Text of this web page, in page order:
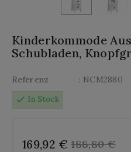
Kinderkommode
Schubladen,
Referenz
: NCM2880
check In Stock
169,92 € 188,80 €